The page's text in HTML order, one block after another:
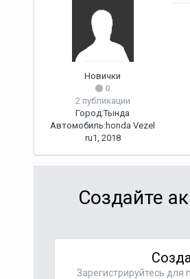
Новички
0
2 публикации
Город:Тында
Автомобиль:honda Vezel
ru1, 2018
Создайте
Зарегистрируйтесь для